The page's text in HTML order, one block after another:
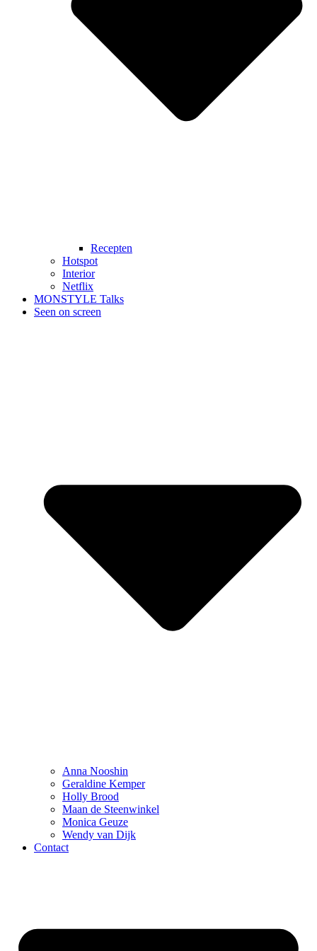
Recepten
Hotspot
Interior
Netflix
MONSTYLE Talks
Seen on screen
Anna Nooshin
Geraldine Kemper
Holly Brood
Maan de Steenwinkel
Monica Geuze
Wendy van Dijk
Contact